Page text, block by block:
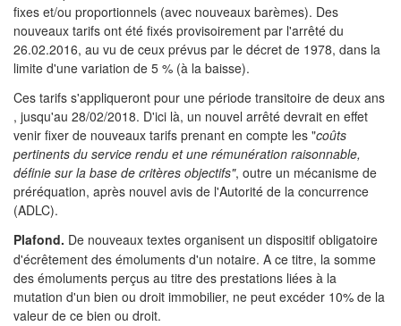
fixes et/ou proportionnels (avec nouveaux barèmes). Des
nouveaux tarifs ont été fixés provisoirement par l'arrêté du
26.02.2016, au vu de ceux prévus par le décret de 1978, dans la
limite d'une variation de 5 % (à la baisse).
Ces tarifs s'appliqueront pour une période transitoire de deux ans
, jusqu'au 28/02/2018. D'ici là, un nouvel arrêté devrait en effet
venir fixer de nouveaux tarifs prenant en compte les "coûts
pertinents du service rendu et une rémunération raisonnable,
définie sur la base de critères objectifs", outre un mécanisme de
préréquation, après nouvel avis de l'Autorité de la concurrence
(ADLC).
Plafond. De nouveaux textes organisent un dispositif obligatoire
d'écrêtement des émoluments d'un notaire. A ce titre, la somme
des émoluments perçus au titre des prestations liées à la
mutation d'un bien ou droit immobilier, ne peut excéder 10% de la
valeur de ce bien ou droit.